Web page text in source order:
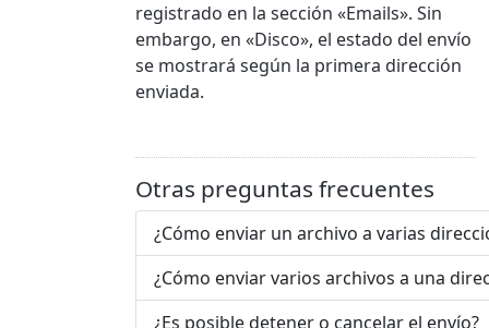
registrado en la sección «Emails». Sin
embargo, en «Disco», el estado del envío
se mostrará según la primera dirección
enviada.
Otras preguntas frecuentes
¿Cómo enviar un archivo a varias
¿Cómo enviar varios archivos a una
¿Es posible detener o cancelar el envío?